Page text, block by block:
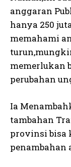
anggaran
hanya 250
memahami
memerlukan
perubahan
Ia
tambahan
provinsi bisa
penambahan